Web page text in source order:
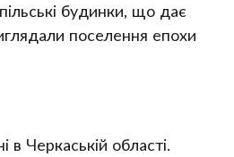
будинки, що дає
поселення епохи
в Черкаській області.